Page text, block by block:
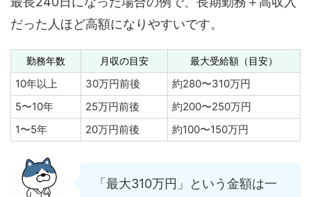
だった人ほど高額になりやすいです。
勤務年数 月収の目安 最大受給額（目安）
10年以上 30万円前後
約280〜310万円
5〜10年
25万円前後
約200〜250万円
1〜5年
20万円前後 約100〜150万円
「最大310万円」という金額は一